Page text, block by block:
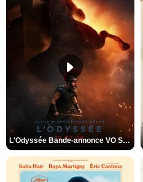
L'Odyssée Bande-annonce VO STFR